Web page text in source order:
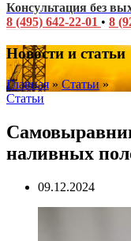
Консультация без
8 (495) 642-22-01 • 8
Новости и статьи
Главная»Статьи»
Статьи
наливных
09.12.2024